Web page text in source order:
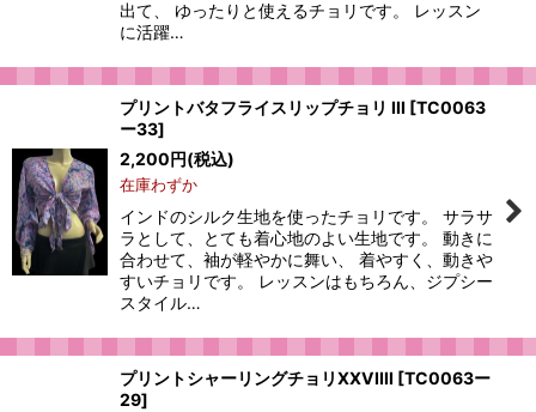
出て、 ゆったりと使えるチョリです。 レッスン
に活躍…
プリントバタフライスリップチョリ III [TC0063
ー33]
2,200円(税込)
在庫わずか
インドのシルク生地を使ったチョリです。 サラサ
ラとして、とても着心地のよい生地です。 動きに
合わせて、袖が軽やかに舞い、 着やすく、動きや
すいチョリです。 レッスンはもちろん、ジプシー
スタイル…
プリントシャーリングチョリXXVIIII [TC0063ー
29]